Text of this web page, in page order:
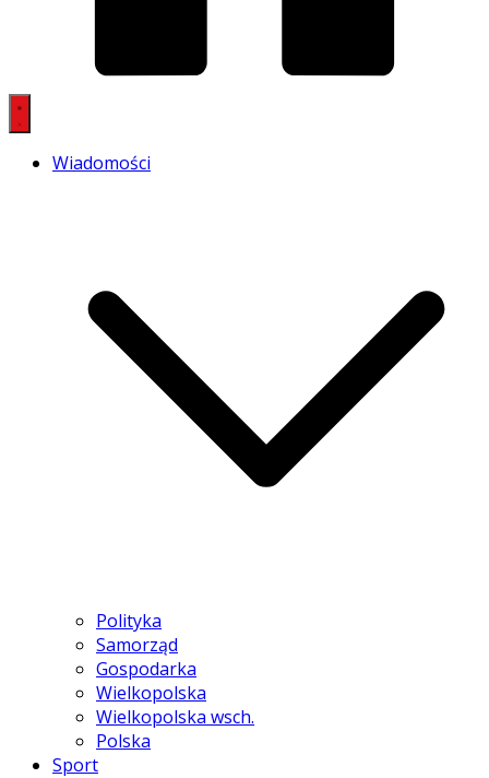
Wiadomości
Polityka
Samorząd
Gospodarka
Wielkopolska
Wielkopolska wsch.
Polska
Sport